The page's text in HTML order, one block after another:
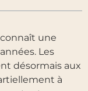
une
Les
désormais aux
à